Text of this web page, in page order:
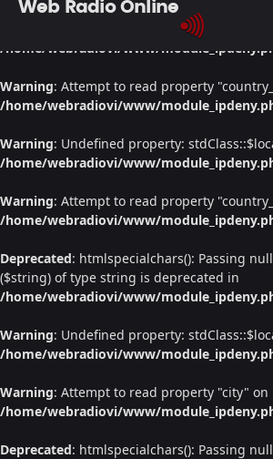
: Undefined property:
/home/webradiovi/www/
Warning: Attempt to read property
/home/webradiovi/www/
Warning: Undefined property:
/home/webradiovi/www/
Warning: Attempt to read property
/home/webradiovi/www/
Deprecated: htmlspecialchars(): Passing
($string) of type string is deprecated in
/home/webradiovi/www/
Warning: Undefined property:
/home/webradiovi/www/
Warning: Attempt to read property "city"
/home/webradiovi/www/
Deprecated: htmlspecialchars(): Passing
Web Radio Online